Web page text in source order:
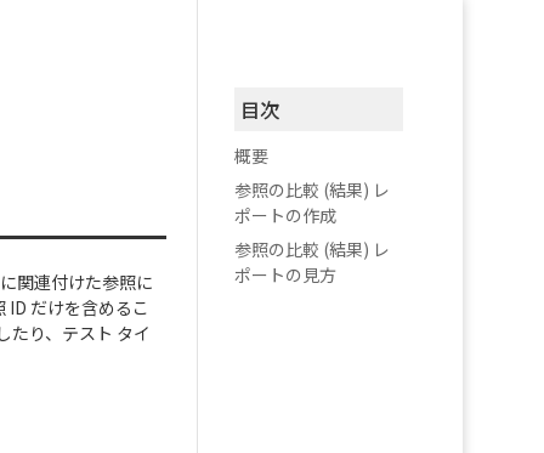
関連付けた参照に
ID だけを含めるこ
たり、テスト タイ
目次
概要
参照の比較 (結果) レ
ポートの作成
参照の比較 (結果) レ
ポートの見方